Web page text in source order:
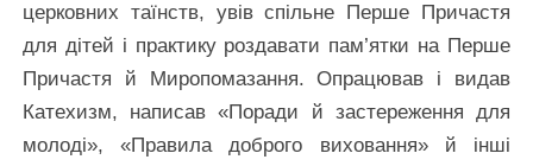
церковних таїнств, увів спільне Перше Причастя
для дітей і практику роздавати пам’ятки на Перше
Причастя й Миропомазання. Опрацював і видав
Катехизм, написав «Поради й застереження для
молоді», «Правила доброго виховання» й інші